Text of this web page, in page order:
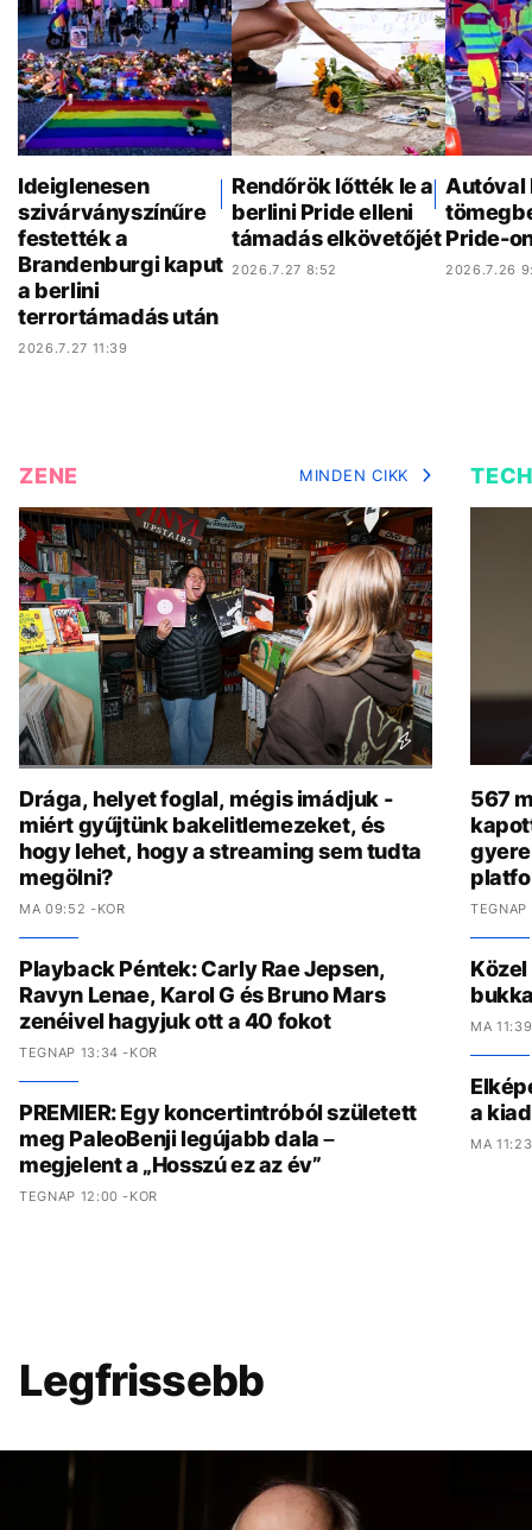
Ideiglenesen
szivárványszínűre
festették a
Brandenburgi kaput
a berlini
terrortámadás után
2026.7.27 11:39
Rendőrök lőtték le a
berlini Pride elleni
támadás elkövetőjét
2026.7.27 8:52
Autóval
Pride-
2026.7.26
ZENE MINDEN CIKK
Drága, helyet foglal, mégis imádjuk -
miért gyűjtünk bakelitlemezeket, és
hogy lehet, hogy a streaming sem tudta
megölni?
MA 09:52 -KOR
Playback Péntek: Carly Rae Jepsen,
Ravyn Lenae, Karol G és Bruno Mars
zenéivel hagyjuk ott a 40 fokot
TEGNAP 13:34 -KOR
PREMIER: Egy koncertintróból született
meg PaleoBenji legújabb dala –
megjelent a „Hosszú ez az év”
TEGNAP 12:00 -KOR
567
TEGNAP
MA
a
MA
Legfrissebb